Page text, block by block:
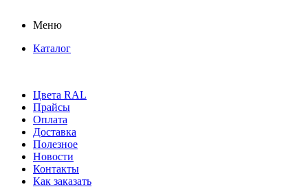
Меню
Каталог
Цвета RAL
Прайсы
Оплата
Доставка
Полезное
Новости
Контакты
Как заказать